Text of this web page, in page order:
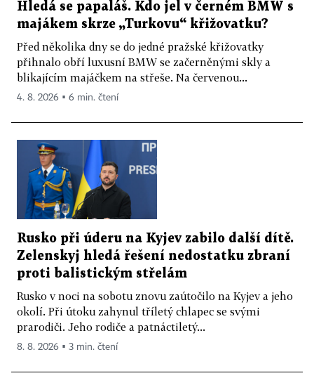
Hledá se papaláš. Kdo jel v černém BMW s
majákem skrze „Turkovu“ křižovatku?
Před několika dny se do jedné pražské křižovatky
přihnalo obří luxusní BMW se začerněnými skly a
blikajícím majáčkem na střeše. Na červenou...
4. 8. 2026 ▪ 6 min. čtení
Rusko při úderu na Kyjev zabilo další dítě.
Zelenskyj hledá řešení nedostatku zbraní
proti balistickým střelám
Rusko v noci na sobotu znovu zaútočilo na Kyjev a jeho
okolí. Při útoku zahynul tříletý chlapec se svými
prarodiči. Jeho rodiče a patnáctiletý...
8. 8. 2026 ▪ 3 min. čtení